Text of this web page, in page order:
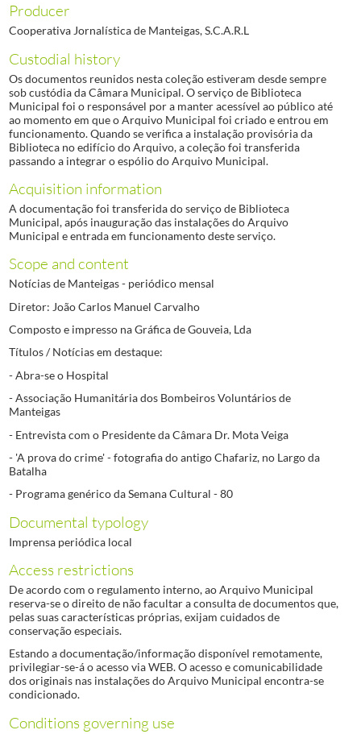
Producer
Cooperativa Jornalística de Manteigas, S.C.A.R.L
Custodial history
Os documentos reunidos nesta coleção estiveram desde sempre
sob custódia da Câmara Municipal. O serviço de Biblioteca
Municipal foi o responsável por a manter acessível ao público até
ao momento em que o Arquivo Municipal foi criado e entrou em
funcionamento. Quando se verifica a instalação provisória da
Biblioteca no edifício do Arquivo, a coleção foi transferida
passando a integrar o espólio do Arquivo Municipal.
Acquisition information
A documentação foi transferida do serviço de Biblioteca
Municipal, após inauguração das instalações do Arquivo
Municipal e entrada em funcionamento deste serviço.
Scope and content
Notícias de Manteigas - periódico mensal
Diretor: João Carlos Manuel Carvalho
Composto e impresso na Gráfica de Gouveia, Lda
Títulos / Notícias em destaque:
- Abra-se o Hospital
- Associação Humanitária dos Bombeiros Voluntários de
Manteigas
- Entrevista com o Presidente da Câmara Dr. Mota Veiga
- 'A prova do crime' - fotografia do antigo Chafariz, no Largo da
Batalha
- Programa genérico da Semana Cultural - 80
Documental typology
Imprensa periódica local
Access restrictions
De acordo com o regulamento interno, ao Arquivo Municipal
reserva-se o direito de não facultar a consulta de documentos que,
pelas suas características próprias, exijam cuidados de
conservação especiais.
Estando a documentação/informação disponível remotamente,
privilegiar-se-á o acesso via WEB. O acesso e comunicabilidade
dos originais nas instalações do Arquivo Municipal encontra-se
condicionado.
Conditions governing use